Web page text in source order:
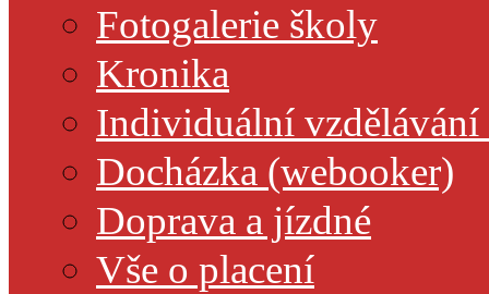
Fotogalerie školy
Kronika
Individuální vzdělávání
Docházka (webooker)
Doprava a jízdné
Vše o placení